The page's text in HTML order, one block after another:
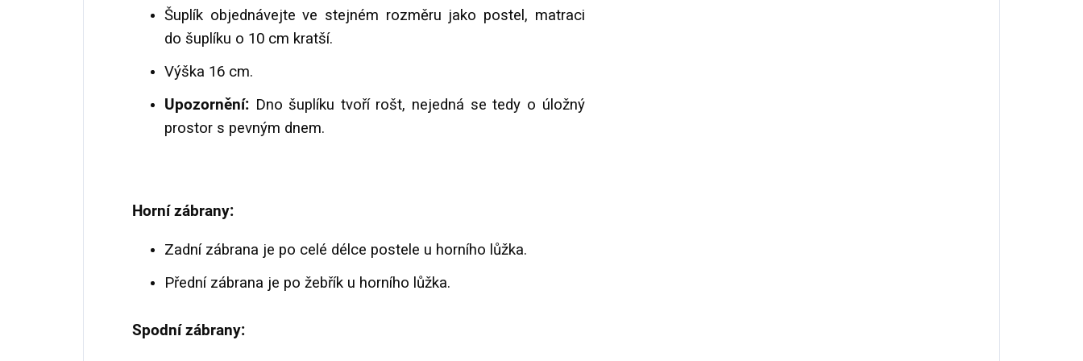
Šuplík objednávejte ve stejném rozměru jako postel, matraci
do šuplíku o 10 cm kratší.
Výška 16 cm.
Upozornění: Dno šuplíku tvoří rošt, nejedná se tedy o úložný
prostor s pevným dnem.
Horní zábrany:
Zadní zábrana je po celé délce postele u horního lůžka.
Přední zábrana je po žebřík u horního lůžka.
Spodní zábrany: